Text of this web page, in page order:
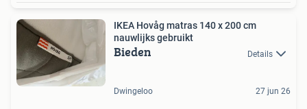
IKEA Hovåg matras 140 x 200 cm
nauwlijks gebruikt
Bieden Details
Dwingeloo 27 jun 26